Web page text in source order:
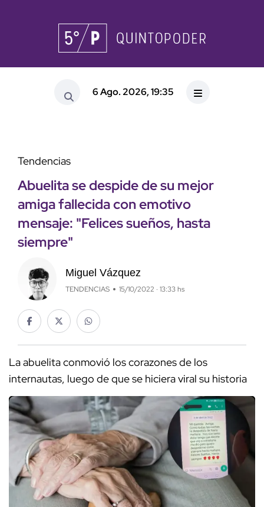
6 Ago. 2026, 19:35
Tendencias
Abuelita se despide de su mejor
amiga fallecida con emotivo
mensaje: "Felices sueños, hasta
siempre"
Miguel Vázquez
TENDENCIAS 15/10/2022 · 13:33 hs
La abuelita conmovió los corazones de los
internautas, luego de que se hiciera viral su historia